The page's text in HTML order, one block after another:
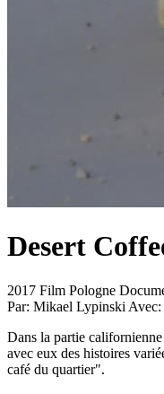
Desert
2017 Film Pologne
Par: Mikael Lypinski Avec:
Dans la partie
avec eux des histoires
café du quartier".